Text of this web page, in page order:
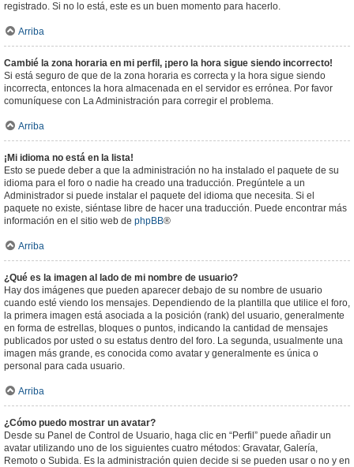
registrado. Si no lo está, este es un buen momento para hacerlo.
Arriba
Cambié la zona horaria en mi perfil, ¡pero la hora sigue siendo incorrecto!
Si está seguro de que de la zona horaria es correcta y la hora sigue siendo
incorrecta, entonces la hora almacenada en el servidor es errónea. Por favor
comuníquese con La Administración para corregir el problema.
Arriba
¡Mi idioma no está en la lista!
Esto se puede deber a que la administración no ha instalado el paquete de su
idioma para el foro o nadie ha creado una traducción. Pregúntele a un
Administrador si puede instalar el paquete del idioma que necesita. Si el
paquete no existe, siéntase libre de hacer una traducción. Puede encontrar más
información en el sitio web de phpBB®
Arriba
¿Qué es la imagen al lado de mi nombre de usuario?
Hay dos imágenes que pueden aparecer debajo de su nombre de usuario
cuando esté viendo los mensajes. Dependiendo de la plantilla que utilice el foro,
la primera imagen está asociada a la posición (rank) del usuario, generalmente
en forma de estrellas, bloques o puntos, indicando la cantidad de mensajes
publicados por usted o su estatus dentro del foro. La segunda, usualmente una
imagen más grande, es conocida como avatar y generalmente es única o
personal para cada usuario.
Arriba
¿Cómo puedo mostrar un avatar?
Desde su Panel de Control de Usuario, haga clic en “Perfil” puede añadir un
avatar utilizando uno de los siguientes cuatro métodos: Gravatar, Galería,
Remoto o Subida. Es la administración quien decide si se pueden usar o no y en